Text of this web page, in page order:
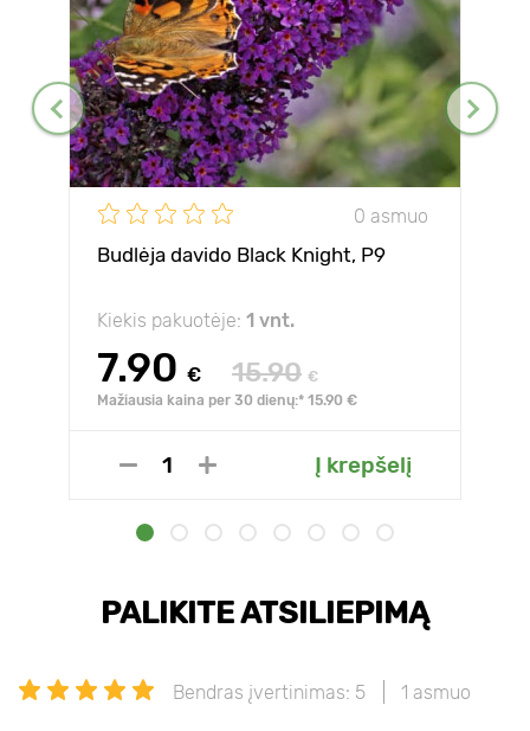
0 asmuo
Budlėja davido Black Knight, P9
Kiekis pakuotėje: 1 vnt.
7.90 € 15.90 €
Mažiausia kaina per 30 dienų:* 15.90 €
Į krepšelį
PALIKITE ATSILIEPIMĄ
Bendras įvertinimas: 5 1 asmuo